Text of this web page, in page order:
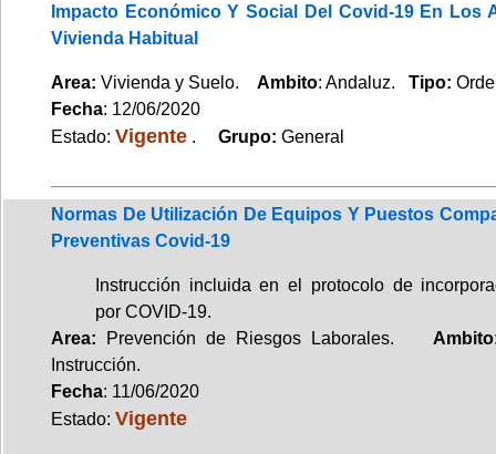
Impacto Económico Y Social Del Covid-19 En Los
Vivienda Habitual
Area: Vivienda y Suelo. Ambito: Andaluz. Tipo:
Fecha: 12/06/2020
Estado: Vigente . Grupo: General
Normas De Utilización De Equipos Y Puestos
Preventivas Covid-19
Instrucción incluida en el protocolo de
por COVID-19.
Area: Prevención de Riesgos Laborales. Ambito
Instrucción.
Fecha: 11/06/2020
Estado: Vigente